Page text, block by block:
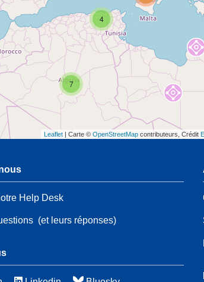
54
4
7
Leaflet | Carte © OpenStreetMap contributeurs, Crédit
Help Desk
(et leurs réponses)